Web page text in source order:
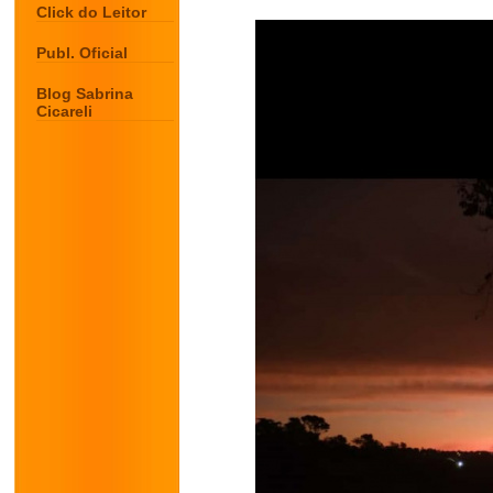
Click do Leitor
Publ. Oficial
Blog Sabrina
Cicareli